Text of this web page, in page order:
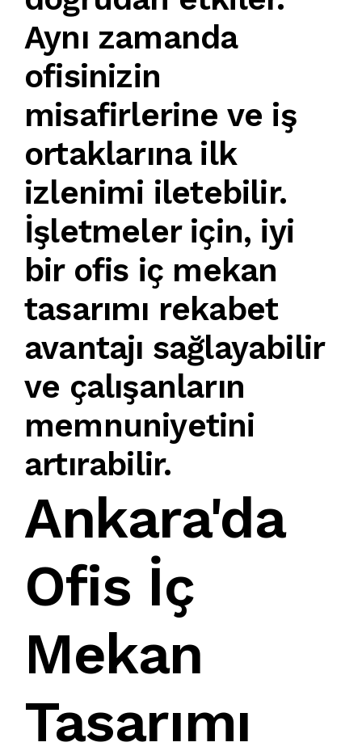
Aynı zamanda
ofisinizin
misafirlerine ve iş
ortaklarına ilk
izlenimi iletebilir.
İşletmeler için, iyi
bir ofis iç mekan
tasarımı rekabet
avantajı sağlayabilir
ve çalışanların
memnuniyetini
artırabilir.
Ankara'da
Ofis İç
Mekan
Tasarımı